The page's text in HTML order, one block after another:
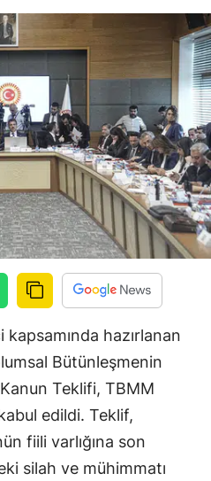
hazırlanan
Bütünleşmenin
Teklifi, TBMM
edildi. Teklif,
fiili varlığına son
silah ve mühimmatı